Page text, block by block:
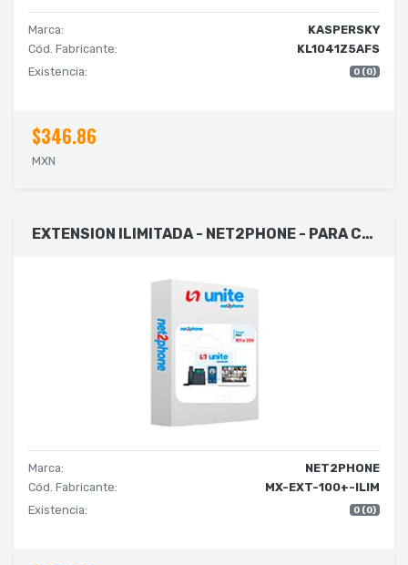
Marca:
KASPERSKY
Cód. Fabricante:
KL1041Z5AFS
Existencia:
0 (0)
$346.86
MXN
EXTENSION ILIMITADA - NET2PHONE - PARA CONMUTADOR TELEFONICO EN LA NUBE UNITE DE 101 A 200 USUARIOS - LICENCIA POR USUARIO - RENTA MENSUAL - ENTREGA ELECTRONICA
Marca:
NET2PHONE
Cód. Fabricante:
MX-EXT-100+-ILIM
Existencia:
0 (0)